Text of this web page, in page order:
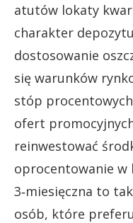
atutów lokaty
charakter
dostosowanie
się warunków
stóp
ofert
reinwestować
oprocentowanie w
3‑miesięczna to
osób, które